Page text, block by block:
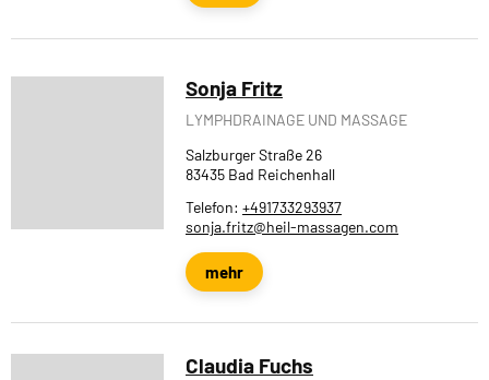
Sonja Fritz
LYMPHDRAINAGE UND MASSAGE
Salzburger Straße 26
83435 Bad Reichenhall
Telefon: +491733293937
sonja.fritz@heil-massagen.com
mehr
Claudia Fuchs